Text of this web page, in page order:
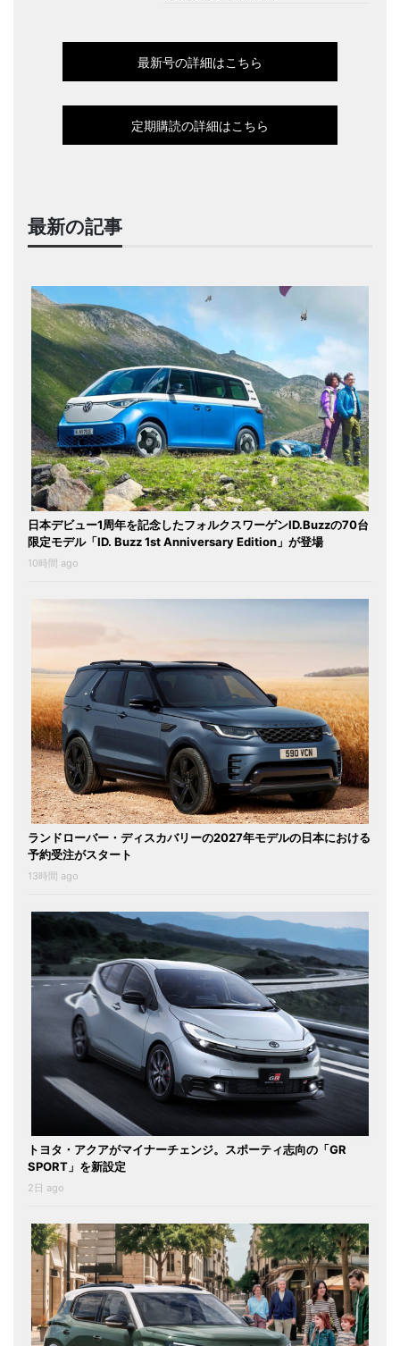
最新号の詳細はこちら
定期購読の詳細はこちら
最新の記事
日本デビュー1周年を記念したフォルクスワーゲンID.Buzzの70台
限定モデル「ID. Buzz 1st Anniversary Edition」が登場
10時間 ago
ランドローバー・ディスカバリーの2027年モデルの日本における
予約受注がスタート
13時間 ago
トヨタ・アクアがマイナーチェンジ。スポーティ志向の「GR
SPORT」を新設定
2日 ago